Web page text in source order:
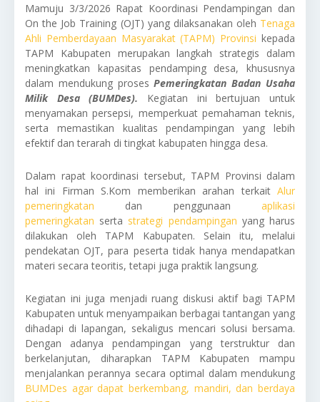
Mamuju 3/3/2026 Rapat Koordinasi Pendampingan dan
On the Job Training (OJT) yang dilaksanakan oleh Tenaga
Ahli Pemberdayaan Masyarakat (TAPM) Provinsi kepada
TAPM Kabupaten merupakan langkah strategis dalam
meningkatkan kapasitas pendamping desa, khususnya
dalam mendukung prosesPemeringkatan Badan Usaha
Milik Desa (BUMDes). Kegiatan ini bertujuan untuk
menyamakan persepsi, memperkuat pemahaman teknis,
serta memastikan kualitas pendampingan yang lebih
efektif dan terarah di tingkat kabupaten hingga desa.
Dalam rapat koordinasi tersebut, TAPM Provinsi dalam
hal ini Firman S.Kom memberikan arahan terkait Alur
pemeringkatan dan penggunaan aplikasi
pemeringkatan serta strategi pendampingan yang harus
dilakukan oleh TAPM Kabupaten. Selain itu, melalui
pendekatan OJT, para peserta tidak hanya mendapatkan
materi secara teoritis, tetapi juga praktik langsung.
Kegiatan ini juga menjadi ruang diskusi aktif bagi TAPM
Kabupaten untuk menyampaikan berbagai tantangan yang
dihadapi di lapangan, sekaligus mencari solusi bersama.
Dengan adanya pendampingan yang terstruktur dan
berkelanjutan, diharapkan TAPM Kabupaten mampu
menjalankan perannya secara optimal dalam mendukung
BUMDes agar dapat berkembang, mandiri, dan berdaya